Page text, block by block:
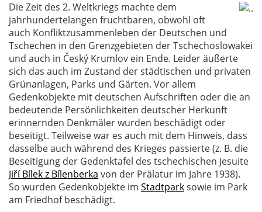
Die Zeit des 2. Weltkriegs machte dem
jahrhundertelangen fruchtbaren, obwohl oft
auch Konfliktzusammenleben der Deutschen und
Tschechen in den Grenzgebieten der Tschechoslowakei
und auch in Český Krumlov ein Ende. Leider äußerte
sich das auch im Zustand der städtischen und privaten
Grünanlagen, Parks und Gärten. Vor allem
Gedenkobjekte mit deutschen Aufschriften oder die an
bedeutende Persönlichkeiten deutscher Herkunft
erinnernden Denkmäler wurden beschädigt oder
beseitigt. Teilweise war es auch mit dem Hinweis, dass
dasselbe auch während des Krieges passierte (z. B. die
Beseitigung der Gedenktafel des tschechischen Jesuite
Jiří Bílek z Bílenberka von der Prälatur im Jahre 1938).
So wurden Gedenkobjekte im Stadtparksowie im Park
am Friedhof beschädigt.